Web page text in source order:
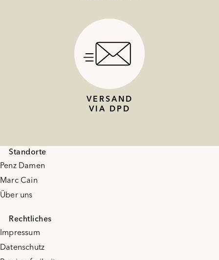
VERSAND
VIA DPD
Standorte
Penz Damen
Marc Cain
Über uns
Rechtliches
Impressum
Datenschutz